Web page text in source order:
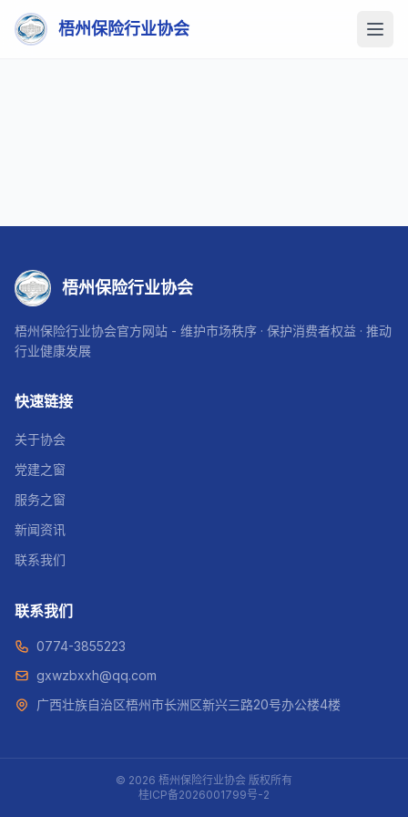
梧州保险行业协会
梧州保险行业协会
梧州保险行业协会官方网站 - 维护市场秩序 · 保护消费者权益 · 推动
行业健康发展
快速链接
关于协会
党建之窗
服务之窗
新闻资讯
联系我们
联系我们
0774-3855223
gxwzbxxh@qq.com
广西壮族自治区梧州市长洲区新兴三路20号办公楼4楼
© 2026 梧州保险行业协会 版权所有
桂ICP备2026001799号-2